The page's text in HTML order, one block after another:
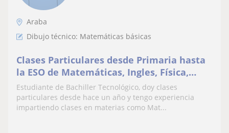
Araba
Dibujo técnico: Matemáticas básicas
Clases Particulares desde Primaria hasta
la ESO de Matemáticas, Ingles, Física,
Química, Dibujo Técnico y Música
Estudiante de Bachiller Tecnológico, doy clases
particulares desde hace un año y tengo experiencia
impartiendo clases en materias como Mat...